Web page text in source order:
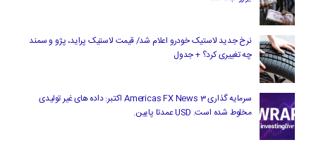
نرخ جدید لاستیک خودرو اعلام شد/ قیمت لاستیک پراید، پژو و سمند
چه تغییری کرد؟ + جدول
سرمایه گذاری Americas FX News 3 اکتبر: داده های غیر تولیدی
مخلوط شده است. USD عمدتا پایین.